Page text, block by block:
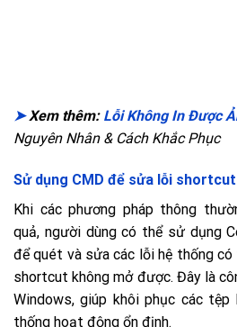
➤Xem thêm: Lỗi Không In Được
Nguyên Nhân & Cách Khắc Phục
Sử dụng CMD để sửa lỗi shortcut
Khi các phương pháp thông
quả, người dùng có thể sử dụng
để quét và sửa các lỗi hệ thống
shortcut không mở được. Đây là
Windows, giúp khôi phục các
thống hoạt động ổn định.